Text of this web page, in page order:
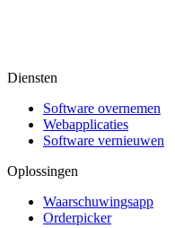
Diensten
Software overnemen
Webapplicaties
Software vernieuwen
Oplossingen
Waarschuwingsapp
Orderpicker